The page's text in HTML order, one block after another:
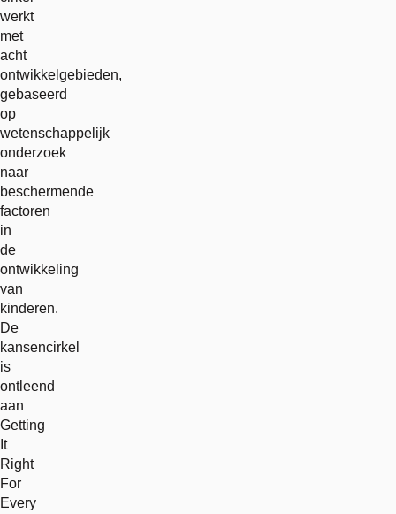
werkt
met
acht
ontwikkelgebieden,
gebaseerd
op
wetenschappelijk
onderzoek
naar
beschermende
factoren
in
de
ontwikkeling
van
kinderen.
De
kansencirkel
is
ontleend
aan
Getting
It
Right
For
Every